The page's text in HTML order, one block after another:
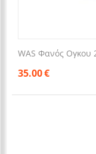
WAS Φανός Ογκου
35.00€